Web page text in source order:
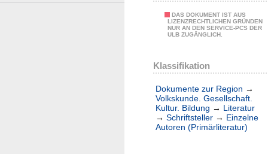
DAS DOKUMENT IST AUS
LIZENZRECHTLICHEN GRÜNDEN
NUR AN DEN SERVICE-PCS DER
ULB ZUGÄNGLICH.
Klassifikation
Dokumente zur Region →
Volkskunde. Gesellschaft.
Kultur. Bildung → Literatur
→ Schriftsteller → Einzelne
Autoren (Primärliteratur)